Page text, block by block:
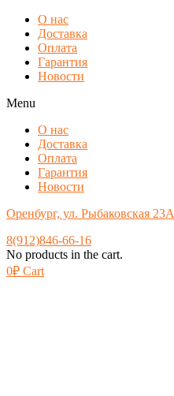
О нас
Доставка
Оплата
Гарантия
Новости
Menu
О нас
Доставка
Оплата
Гарантия
Новости
Оренбург, ул. Рыбаковская 23А
8(912)846-66-16
No products in the cart.
0₽ Cart